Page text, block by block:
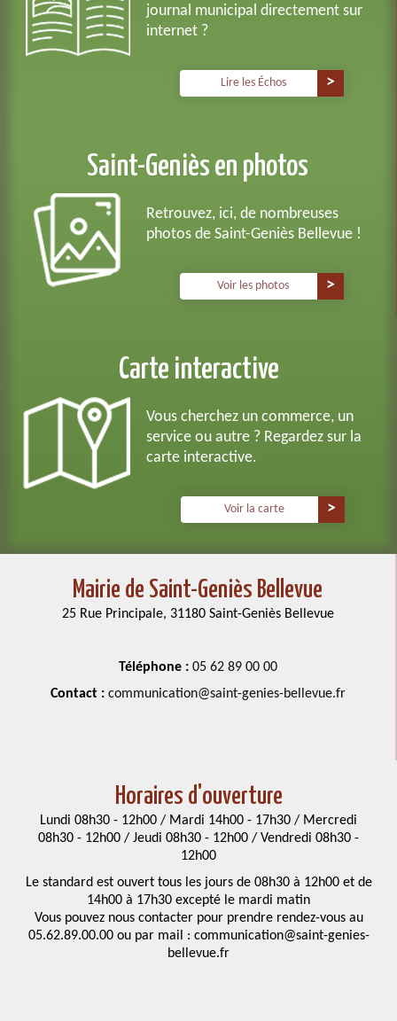
journal municipal directement sur
internet ?
Lire les Échos
Saint-Geniès en photos
Retrouvez, ici, de nombreuses
photos de Saint-Geniès Bellevue !
Voir les photos
Carte interactive
Vous cherchez un commerce, un
service ou autre ? Regardez sur la
carte interactive.
Voir la carte
Mairie de Saint-Geniès Bellevue
25 Rue Principale, 31180 Saint-Geniès Bellevue
Téléphone : 05 62 89 00 00
Contact : communication@saint-genies-bellevue.fr
Horaires d'ouverture
Lundi 08h30 - 12h00 / Mardi 14h00 - 17h30 / Mercredi
08h30 - 12h00 / Jeudi 08h30 - 12h00 / Vendredi 08h30 -
12h00
Le standard est ouvert tous les jours de 08h30 à 12h00 et de
14h00 à 17h30 excepté le mardi matin
Vous pouvez nous contacter pour prendre rendez-vous au
05.62.89.00.00 ou par mail : communication@saint-genies-
bellevue.fr